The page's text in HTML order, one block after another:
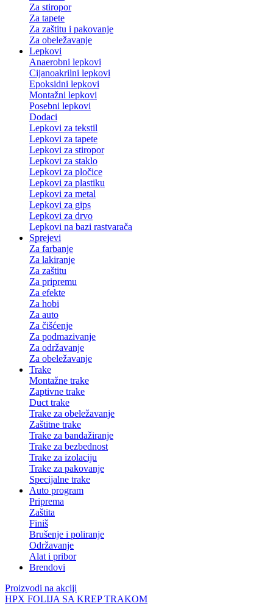
Za stiropor
Za tapete
Za zaštitu i pakovanje
Za obeležavanje
Lepkovi
Anaerobni lepkovi
Cijanoakrilni lepkovi
Epoksidni lepkovi
Montažni lepkovi
Posebni lepkovi
Dodaci
Lepkovi za tekstil
Lepkovi za tapete
Lepkovi za stiropor
Lepkovi za staklo
Lepkovi za pločice
Lepkovi za plastiku
Lepkovi za metal
Lepkovi za gips
Lepkovi za drvo
Lepkovi na bazi rastvarača
Sprejevi
Za farbanje
Za lakiranje
Za zaštitu
Za pripremu
Za efekte
Za hobi
Za auto
Za čišćenje
Za podmazivanje
Za održavanje
Za obeležavanje
Trake
Montažne trake
Zaptivne trake
Duct trake
Trake za obeležavanje
Zaštitne trake
Trake za bandažiranje
Trake za bezbednost
Trake za izolaciju
Trake za pakovanje
Specijalne trake
Auto program
Priprema
Zaštita
Finiš
Brušenje i poliranje
Održavanje
Alat i pribor
Brendovi
Proizvodi na akciji
HPX FOLIJA SA KREP TRAKOM